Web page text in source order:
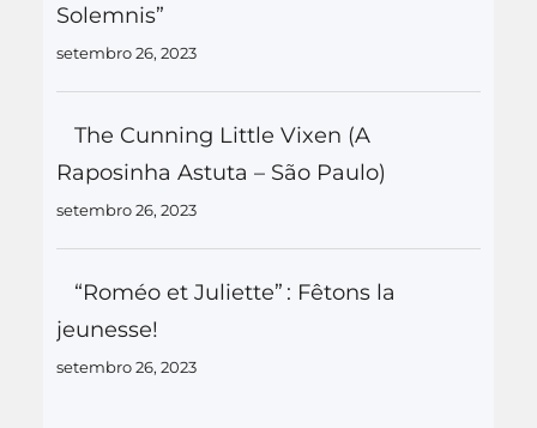
Solemnis”
setembro 26, 2023
The Cunning Little Vixen (A
Raposinha Astuta – São Paulo)
setembro 26, 2023
“Roméo et Juliette” : Fêtons la
jeunesse!
setembro 26, 2023